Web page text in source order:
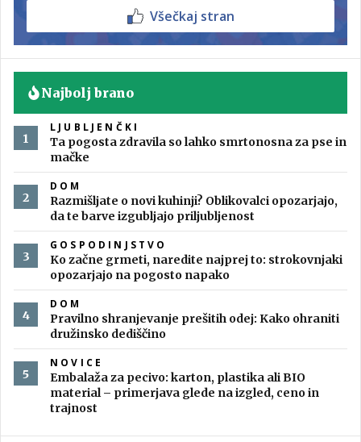
Všečkaj stran
Najbolj brano
LJUBLJENČKI
Ta pogosta zdravila so lahko smrtonosna za pse in
mačke
DOM
Razmišljate o novi kuhinji? Oblikovalci opozarjajo,
da te barve izgubljajo priljubljenost
GOSPODINJSTVO
Ko začne grmeti, naredite najprej to: strokovnjaki
opozarjajo na pogosto napako
DOM
Pravilno shranjevanje prešitih odej: Kako ohraniti
družinsko dediščino
NOVICE
Embalaža za pecivo: karton, plastika ali BIO
material – primerjava glede na izgled, ceno in
trajnost